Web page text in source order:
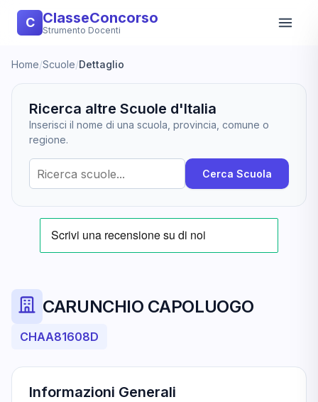
C ClasseConcorso
Strumento Docenti
Home/Scuole/Dettaglio
Ricerca altre Scuole d'Italia
Inserisci il nome di una scuola, provincia, comune o
regione.
Cerca Scuola
CARUNCHIO CAPOLUOGO
CHAA81608D
Informazioni Generali